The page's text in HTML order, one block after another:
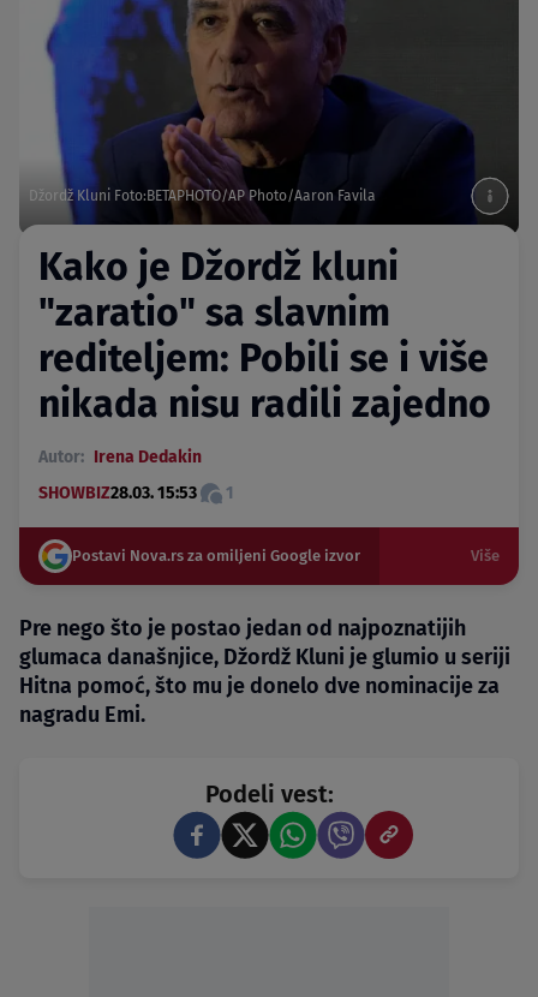
Džordž Kluni Foto:BETAPHOTO/AP Photo/Aaron Favila
Kako je Džordž kluni
"zaratio" sa slavnim
rediteljem: Pobili se i više
nikada nisu radili zajedno
Autor: Irena Dedakin
SHOWBIZ28.03. 15:53 1
Postavi Nova.rs za omiljeni Google izvor Više
Pre nego što je postao jedan od najpoznatijih
glumaca današnjice, Džordž Kluni je glumio u seriji
Hitna pomoć, što mu je donelo dve nominacije za
nagradu Emi.
Podeli vest: